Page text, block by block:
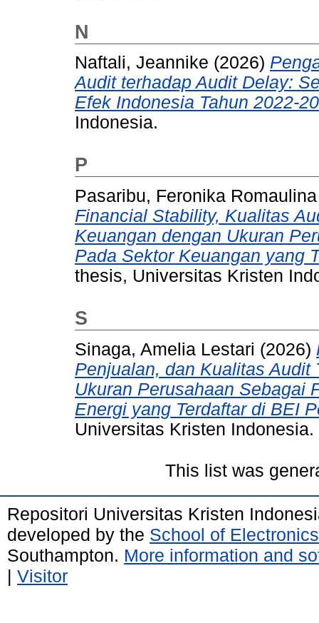
N
Naftali, Jeannike (2026)
Audit terhadap Audit Delay:
Efek Indonesia Tahun 2022-
Indonesia.
P
Pasaribu, Feronika Romaulina
Financial Stability, Kualitas
Keuangan dengan Ukuran
Pada Sektor Keuangan yang
thesis, Universitas Kristen
S
Sinaga, Amelia Lestari (2026)
Penjualan, dan Kualitas Audit
Ukuran Perusahaan Sebagai
Energi yang Terdaftar di BEI
Universitas Kristen Indonesia.
This list was
Repositori Universitas Kristen
developed by the School of
Southampton. More information and
| Visitor